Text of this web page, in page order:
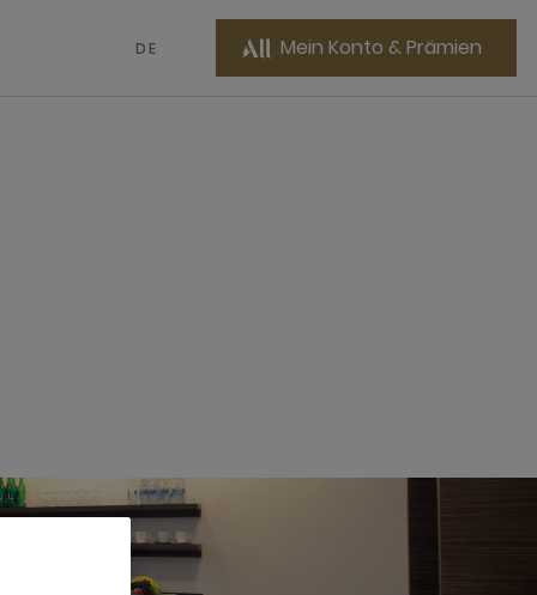
DE Mein Konto & Prämien